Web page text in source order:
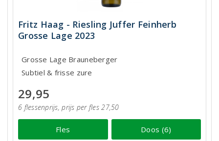
Fritz Haag - Riesling Juffer Feinherb
Grosse Lage 2023
Grosse Lage Brauneberger
Subtiel & frisse zure
29,95
6 flessenprijs, prijs per fles 27,50
Fles Doos (6)